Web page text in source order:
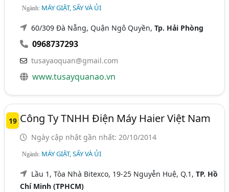
Ngành: MÁY GIẶT, SẤY VÀ ỦI
60/309 Đà Nẵng, Quận Ngô Quyền,Tp. Hải Phòng
0968737293
tusayaoquan@gmail.com
www.tusayquanao.vn
19 Công Ty TNHH Điện Máy Haier Việt Nam
Ngày cập nhật gần nhất: 20/10/2014
Ngành: MÁY GIẶT, SẤY VÀ ỦI
Lầu 1, Tòa Nhà Bitexco, 19-25 Nguyễn Huệ, Q.1,TP. Hồ
Chí Minh (TPHCM)